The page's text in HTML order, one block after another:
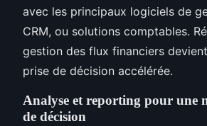
avec les principaux logiciels de
CRM, ou solutions comptables.
gestion des flux financiers
prise de décision accélérée.
Analyse et reporting pour une
de décision